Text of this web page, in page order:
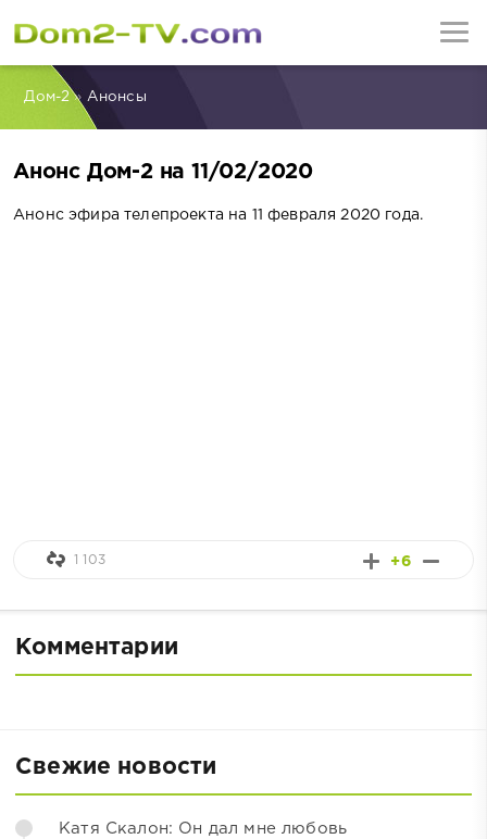
Дом-2» Анонсы
Анонс Дом-2 на 11/02/2020
Анонс эфира телепроекта на 11 февраля 2020 года.
+6
1 103
Комментарии
Свежие новости
Катя Скалон: Он дал мне любовь